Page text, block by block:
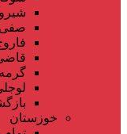
صفی
گرمه
خوزستان